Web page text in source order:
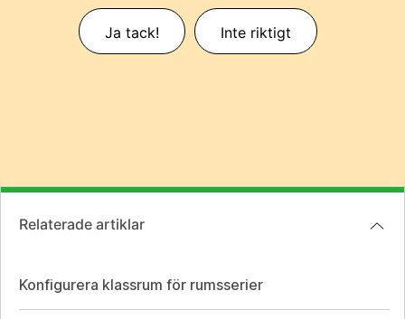
Ja tack! Inte riktigt
Relaterade artiklar
Konfigurera klassrum för rumsserier